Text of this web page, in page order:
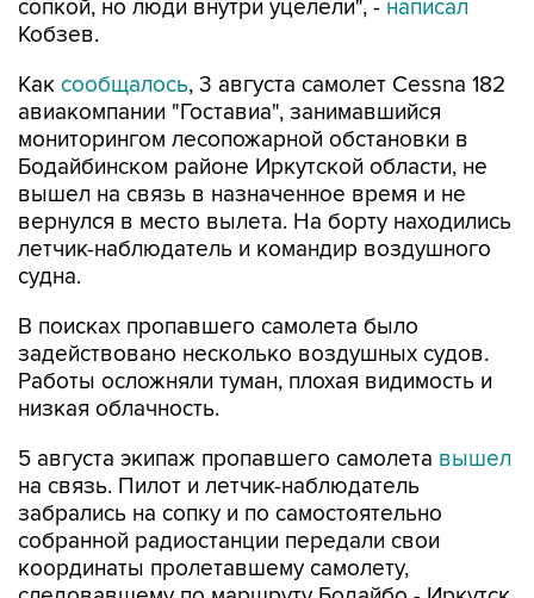
Каксообщалось
мониторингом лесопожарной обстановки в
Бодайбинском районе Иркутской области, не
вышел на связь в назначенное время и не
вернулся в место вылета. На борту находились
летчик-наблюдатель и командир воздушного
судна.
В поисках пропавшего самолета было
Работы осложняли туман, плохая видимость и
низкая облачность.
5 августа экипаж пропавшего самолета
забрались на сопку и по самостоятельно
собранной радиостанции передали свои
координаты пролетавшему самолету,
следовавшему по маршруту Бодайбо - Иркутск.
Летчики находились в 90 км от Бодайбо.